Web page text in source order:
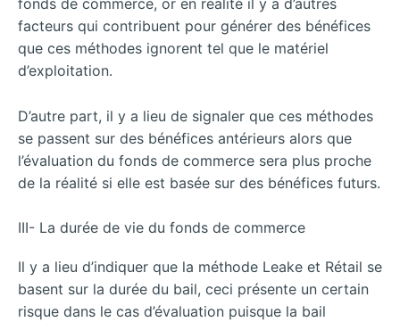
fonds de commerce, or en réalité il y a d’autres
facteurs qui contribuent pour générer des bénéfices
que ces méthodes ignorent tel que le matériel
d’exploitation.
D’autre part, il y a lieu de signaler que ces méthodes
se passent sur des bénéfices antérieurs alors que
l’évaluation du fonds de commerce sera plus proche
de la réalité si elle est basée sur des bénéfices futurs.
III- La durée de vie du fonds de commerce
Il y a lieu d’indiquer que la méthode Leake et Rétail se
basent sur la durée du bail, ceci présente un certain
risque dans le cas d’évaluation puisque la bail